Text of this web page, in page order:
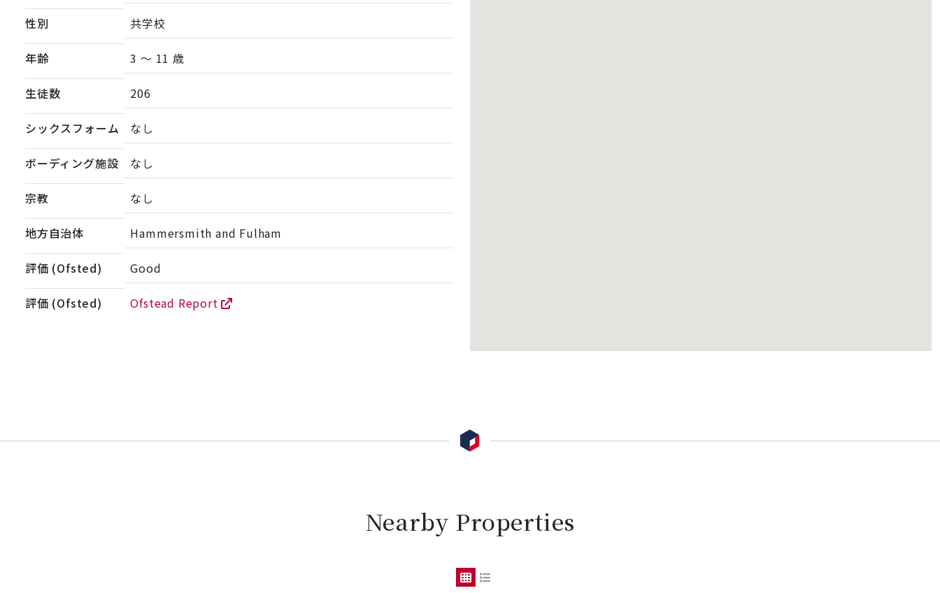
性別 共学校
年齢 3 ～ 11 歳
生徒数 206
シックスフォーム なし
ボーディング施設 なし
宗教 なし
地方自治体 Hammersmith and Fulham
評価 (Ofsted) Good
評価 (Ofsted) Ofstead Report
Nearby Properties